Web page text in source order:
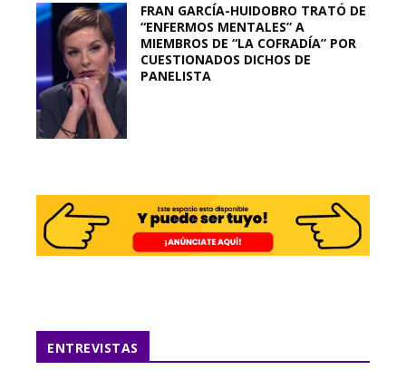
FRAN GARCÍA-HUIDOBRO TRATÓ DE
“ENFERMOS MENTALES” A
MIEMBROS DE “LA COFRADÍA” POR
CUESTIONADOS DICHOS DE
PANELISTA
ENTREVISTAS